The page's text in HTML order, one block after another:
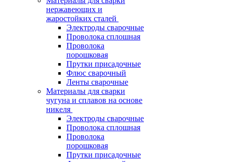
нержавеющих и
жаростойких сталей
Электроды сварочные
Проволока сплошная
Проволока
порошковая
Прутки присадочные
Флюс сварочный
Ленты сварочные
Материалы для сварки
чугуна и сплавов на основе
никеля
Электроды сварочные
Проволока сплошная
Проволока
порошковая
Прутки присадочные